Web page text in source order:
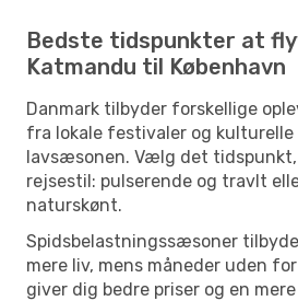
Bedste tidspunkter at
Katmandu til København
Danmark tilbyder forskellige
fra lokale festivaler og
lavsæsonen. Vælg det
rejsestil: pulserende og travlt
naturskønt.
Spidsbelastningssæsoner
mere liv, mens måneder uden
giver dig bedre priser og en